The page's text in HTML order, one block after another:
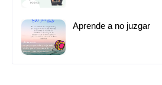
Aprende a no juzgar